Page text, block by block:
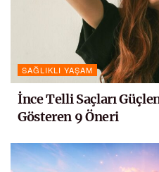
SAĞLIKLI YAŞAM
İnce Telli Saçları
Gösteren 9 Öneri